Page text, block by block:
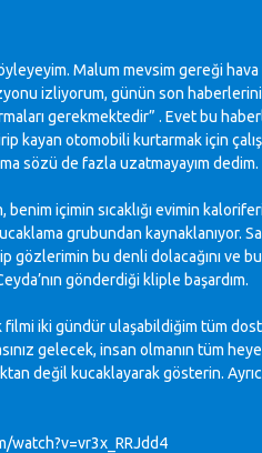
Malum mevsim gereği
izliyorum, günün son
gerekmektedir” . Evet bu
kayan otomobili kurtarmak için
sözü de fazla uzatmayayım dedim.
içimin sıcaklığı evimin
grubundan kaynaklanıyor.
gözlerimin bu denli dolacağını ve
gönderdiği kliple başardım.
filmi iki gündür ulaşabildiğim tüm
gelecek, insan olmanın tüm
değil kucaklayarak gösterin.